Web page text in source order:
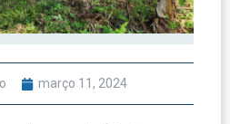
março 11, 2024